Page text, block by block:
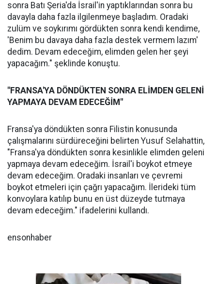
sonra Batı Şeria'da İsrail'in yaptıklarından sonra bu
davayla daha fazla ilgilenmeye başladım. Oradaki
zulüm ve soykırımı gördükten sonra kendi kendime,
'Benim bu davaya daha fazla destek vermem lazım'
dedim. Devam edeceğim, elimden gelen her şeyi
yapacağım." şeklinde konuştu.
"FRANSA'YA DÖNDÜKTEN SONRA ELİMDEN GELENİ
YAPMAYA DEVAM EDECEĞİM"
Fransa'ya döndükten sonra Filistin konusunda
çalışmalarını sürdüreceğini belirten Yusuf Selahattin,
"Fransa'ya döndükten sonra kesinlikle elimden geleni
yapmaya devam edeceğim. İsrail'i boykot etmeye
devam edeceğim. Oradaki insanları ve çevremi
boykot etmeleri için çağrı yapacağım. İlerideki tüm
konvoylara katılıp bunu en üst düzeyde tutmaya
devam edeceğim." ifadelerini kullandı.
ensonhaber